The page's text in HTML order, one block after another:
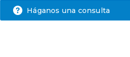
Háganos una consulta